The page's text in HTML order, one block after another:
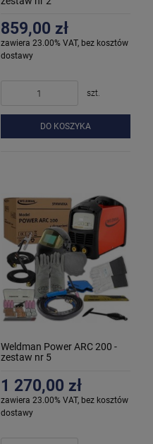
859,00 zł
zawiera 23.00% VAT, bez kosztów
dostawy
szt.
DO KOSZYKA
Weldman Power ARC 200 -
zestaw nr 5
1 270,00 zł
zawiera 23.00% VAT, bez kosztów
dostawy